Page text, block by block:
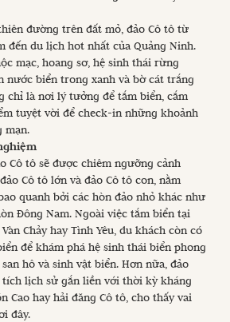
đường trên đất mỏ, đảo Cô tô từ
đến du lịch hot nhất của Quảng Ninh.
mạc, hoang sơ, hệ sinh thái rừng
nước biển trong xanh và bờ cát trắng
chỉ là nơi lý tưởng để tắm biển, cắm
tuyệt vời để check-in những khoảnh
mạn.
Cô tô sẽ được chiêm ngưỡng cảnh
Cô tô lớn và đảo Cô tô con, nằm
quanh bởi các hòn đảo nhỏ khác như
Đông Nam. Ngoài việc tắm biển tại
Chảy hay Tình Yêu, du khách còn có
để khám phá hệ sinh thái biển phong
hô và sinh vật biển. Hơn nữa, đảo
lịch sử gắn liền với thời kỳ kháng
Cao hay hải đăng Cô tô, cho thấy vai
đây.